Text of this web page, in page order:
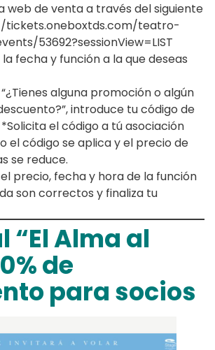
web de venta a través del siguiente
tickets.oneboxtds.com/teatro-
53692?sessionView=LIST
fecha y función a la que deseas
alguna promoción o algún
introduce tu código de
el código a tú asociación
el código se aplica y el precio de
se reduce.
el precio, fecha y hora de la función
son correctos y finaliza tu
“El Alma al
de
para socios